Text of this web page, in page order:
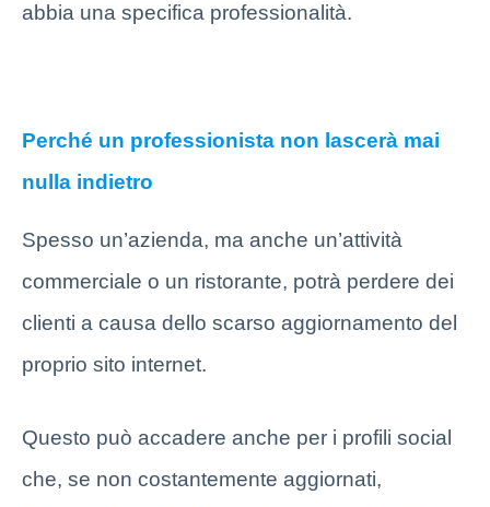
abbia una specifica professionalità.
Perché un professionista non lascerà mai
nulla indietro
Spesso un’azienda, ma anche un’attività
commerciale o un ristorante, potrà perdere dei
clienti a causa dello scarso aggiornamento del
proprio sito internet.
Questo può accadere anche per i profili social
che, se non costantemente aggiornati,